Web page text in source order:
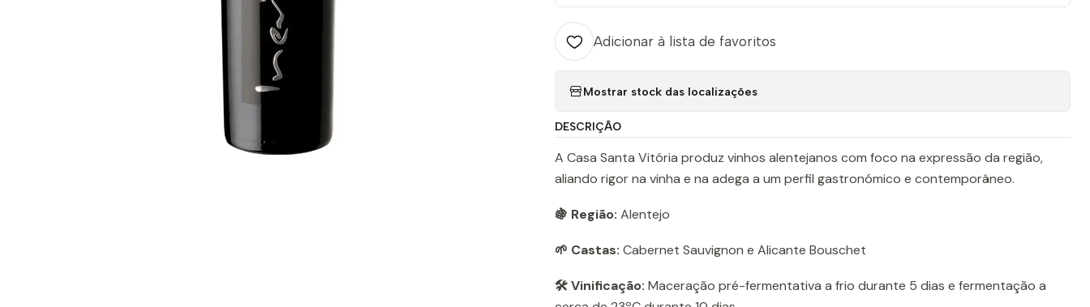
Adicionar à lista de favoritos
Mostrar stock das localizações
DESCRIÇÃO
A Casa Santa Vitória produz vinhos alentejanos com foco na expressão da região,
aliando rigor na vinha e na adega a um perfil gastronómico e contemporâneo.
🍇 Região: Alentejo
🌱 Castas: Cabernet Sauvignon e Alicante Bouschet
🛠️ Vinificação: Maceração pré-fermentativa a frio durante 5 dias e fermentação a